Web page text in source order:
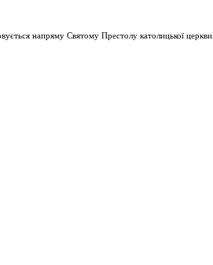
напряму Святому Престолу католицької церкви.